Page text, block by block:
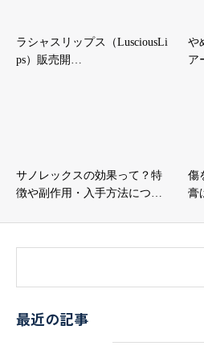
ラシャスリップス（LusciousLi
ps）販売開…
や
ア
サノレックスの効果って？特
徴や副作用・入手方法につ…
傷
膏
最近の記事